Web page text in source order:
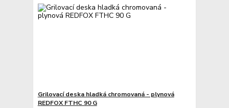
Grilovací deska hladká chromovaná - plynová
REDFOX FTHC 90 G